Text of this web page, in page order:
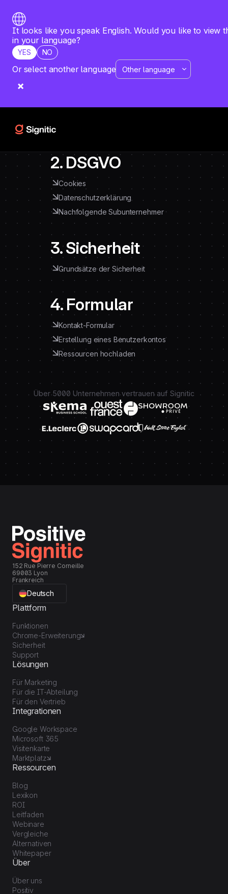
It looks like you speak English. Would you like to view
in your language?
YES NO
Or select another language
Rechtliches & Compliance
auf unsere rechtlichen Dokumente sowie Informationen zu
Compliance zu. Alle Unterlagen stehen Ihnen transparent
Verfügung.
1. Allgemeines
2. DSGVO
Cookies
Datenschutzerklärung
Nachfolgende Subunternehmer
3. Sicherheit
Grundsätze der Sicherheit
4. Formular
Kontakt-Formular
Erstellung eines Benutzerkontos
Ressourcen hochladen
Über 5000 Unternehmen vertrauen auf Signitic
152 Rue Pierre Corneille
69003 Lyon
Frankreich
Deutsch
Plattform
Funktionen
Chrome-Erweiterung
Sicherheit
Support
Lösungen
Für Marketing
Für die IT-Abteilung
Für den Vertrieb
Integrationen
Google Workspace
Microsoft 365
Visitenkarte
Marktplatz
Ressourcen
Blog
Lexikon
ROI
Leitfaden
Webinare
Vergleiche
Alternativen
Whitepaper
Über
Über uns
Positiv